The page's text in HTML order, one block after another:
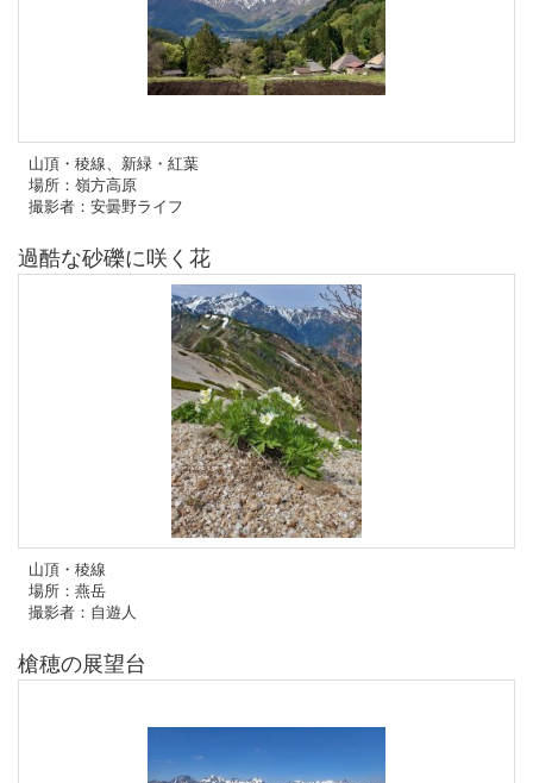
山頂・稜線、新緑・紅葉
場所：嶺方高原
撮影者：安曇野ライフ
過酷な砂礫に咲く花
山頂・稜線
場所：燕岳
撮影者：自遊人
槍穂の展望台